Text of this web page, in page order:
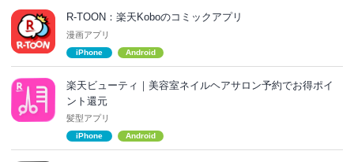
R-TOON：楽天Koboのコミックアプリ
漫画アプリ
iPhone Android
楽天ビューティ｜美容室ネイルヘアサロン予約でお得ポイ
ント還元
髪型アプリ
iPhone Android